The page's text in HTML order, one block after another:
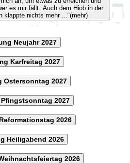
es mir fällt. Auch dem Hiob in der
klappte nichts mehr ..."(mehr)
Neujahr 2027
Karfreitag 2027
Ostersonntag 2027
2027
2026
Heiligabend 2026
2026